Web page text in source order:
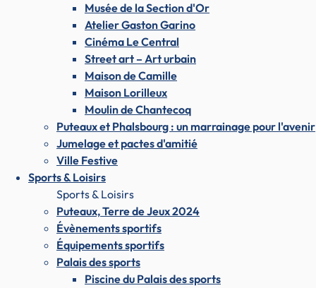
Musée de la Section d'Or
Atelier Gaston Garino
Cinéma Le Central
Street art – Art urbain
Maison de Camille
Maison Lorilleux
Moulin de Chantecoq
Puteaux et Phalsbourg : un marrainage pour l'avenir
Jumelage et pactes d'amitié
Ville Festive
Sports & Loisirs
Sports & Loisirs
Puteaux, Terre de Jeux 2024
Évènements sportifs
Équipements sportifs
Palais des sports
Piscine du Palais des sports